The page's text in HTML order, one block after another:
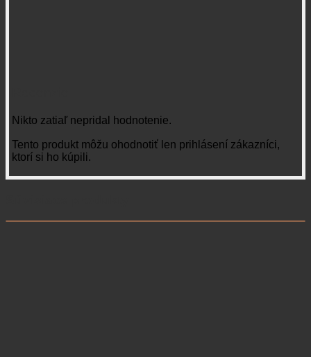
Nikto zatiaľ nepridal hodnotenie.
Tento produkt môžu ohodnotiť len prihlásení zákazníci,
ktorí si ho kúpili.